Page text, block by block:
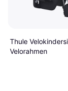
Thule
Velorahmen